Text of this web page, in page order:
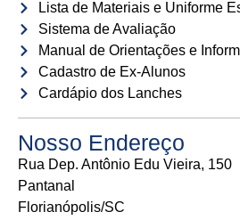
Lista de Materiais e Uniforme
Sistema de Avaliação
Manual de Orientações e
Cadastro de Ex-Alunos
Cardápio dos Lanches
Nosso Endereço
Rua Dep. Antônio Edu Vieira, 150
Pantanal
Florianópolis/SC